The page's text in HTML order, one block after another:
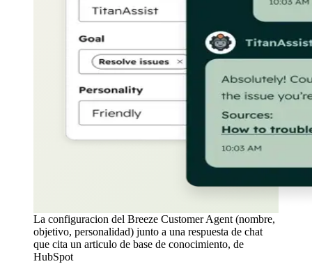
La configuracion del Breeze Customer Agent (nombre,
objetivo, personalidad) junto a una respuesta de chat
que cita un articulo de base de conocimiento, de
HubSpot